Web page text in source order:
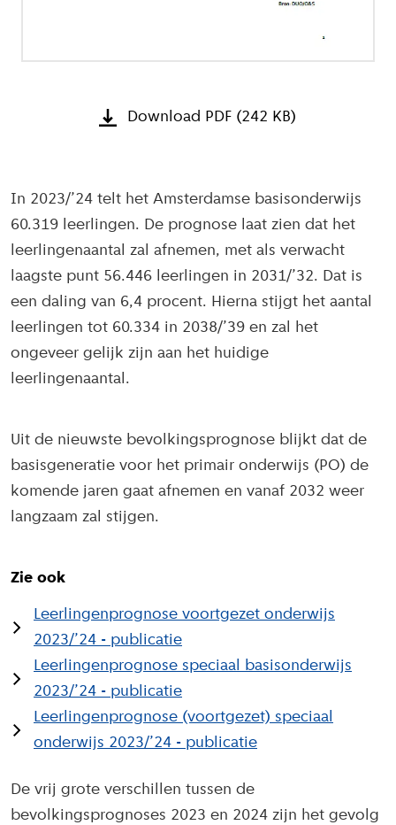
Download PDF (242 KB)
In 2023/’24 telt het Amsterdamse basisonderwijs
60.319 leerlingen. De prognose laat zien dat het
leerlingenaantal zal afnemen, met als verwacht
laagste punt 56.446 leerlingen in 2031/’32. Dat is
een daling van 6,4 procent. Hierna stijgt het aantal
leerlingen tot 60.334 in 2038/’39 en zal het
ongeveer gelijk zijn aan het huidige
leerlingenaantal.
Uit de nieuwste bevolkingsprognose blijkt dat de
basisgeneratie voor het primair onderwijs (PO) de
komende jaren gaat afnemen en vanaf 2032 weer
langzaam zal stijgen.
Zie ook
Leerlingenprognose voortgezet onderwijs
2023/’24 - publicatie
Leerlingenprognose speciaal basisonderwijs
2023/’24 - publicatie
Leerlingenprognose (voortgezet) speciaal
onderwijs 2023/’24 - publicatie
De vrij grote verschillen tussen de
bevolkingsprognoses 2023 en 2024 zijn het gevolg